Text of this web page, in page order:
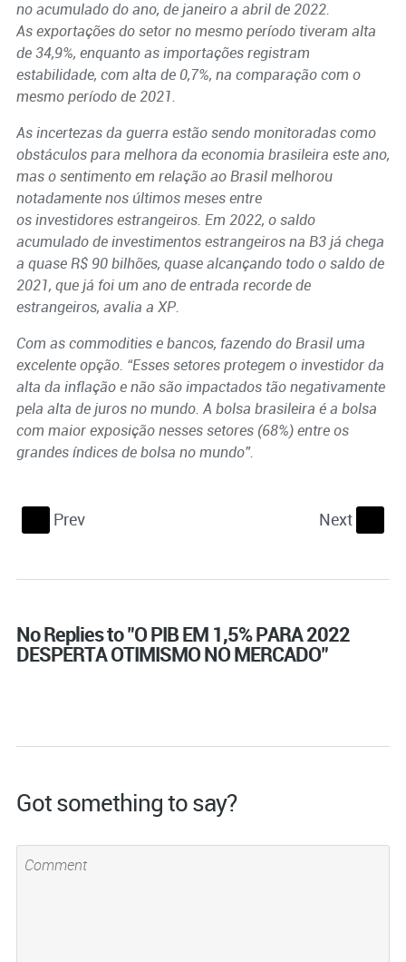
no acumulado do ano, de janeiro a abril de 2022.
As exportações do setor no mesmo período tiveram alta
de 34,9%, enquanto as importações registram
estabilidade, com alta de 0,7%, na comparação com o
mesmo período de 2021.
As incertezas da guerra estão sendo monitoradas como
obstáculos para melhora da economia brasileira este ano,
mas o sentimento em relação ao Brasil melhorou
notadamente nos últimos meses entre
os investidores estrangeiros. Em 2022, o saldo
acumulado de investimentos estrangeiros na B3 já chega
a quase R$ 90 bilhões, quase alcançando todo o saldo de
2021, que já foi um ano de entrada recorde de
estrangeiros, avalia a XP.
Com as commodities e bancos, fazendo do Brasil uma
excelente opção. “Esses setores protegem o investidor da
alta da inflação e não são impactados tão negativamente
pela alta de juros no mundo. A bolsa brasileira é a bolsa
com maior exposição nesses setores (68%) entre os
grandes índices de bolsa no mundo”.
Prev Next
No Replies to "O PIB EM 1,5% PARA 2022
DESPERTA OTIMISMO NO MERCADO"
Got something to say?